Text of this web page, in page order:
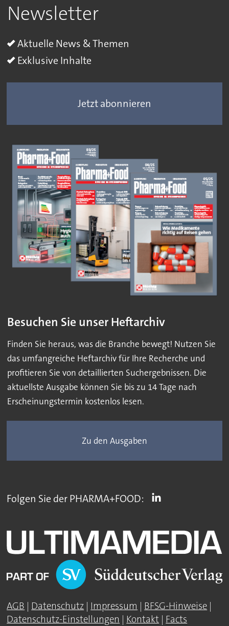
Newsletter
Aktuelle News & Themen
Exklusive Inhalte
Jetzt abonnieren
Besuchen Sie unser Heftarchiv
Finden Sie heraus, was die Branche bewegt! Nutzen Sie
das umfangreiche Heftarchiv für Ihre Recherche und
profitieren Sie von detaillierten Suchergebnissen. Die
aktuellste Ausgabe können Sie bis zu 14 Tage nach
Erscheinungstermin kostenlos lesen.
Zu den Ausgaben
Folgen Sie der PHARMA+FOOD:
AGB | Datenschutz | Impressum | BFSG-Hinweise |
Datenschutz-Einstellungen | Kontakt | Facts